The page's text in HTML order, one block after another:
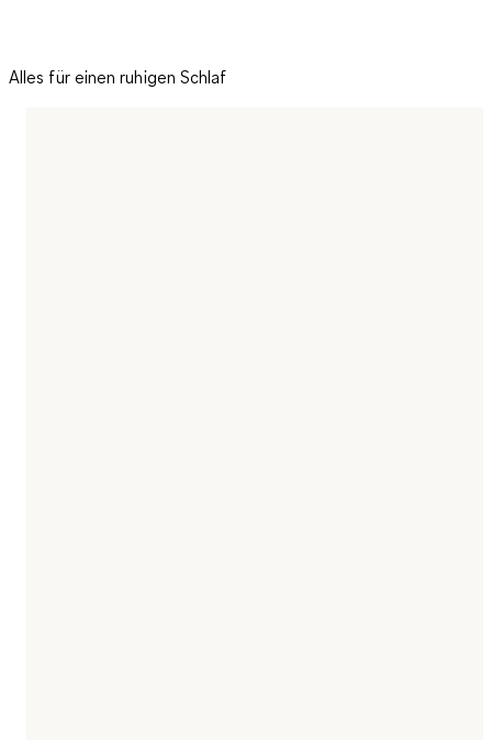
Alles für einen ruhigen Schlaf